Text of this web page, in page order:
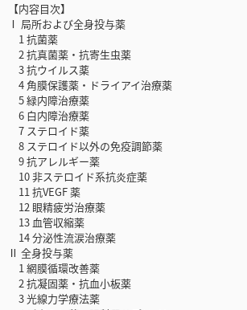
【内容目次】
Ⅰ 局所および全身投与薬
1 抗菌薬
2 抗真菌薬・抗寄生虫薬
3 抗ウイルス薬
4 角膜保護薬・ドライアイ治療薬
5 緑内障治療薬
6 白内障治療薬
7 ステロイド薬
8 ステロイド以外の免疫調節薬
9 抗アレルギー薬
10 非ステロイド系抗炎症薬
11 抗VEGF 薬
12 眼精疲労治療薬
13 血管収縮薬
14 分泌性流涙治療薬
Ⅱ 全身投与薬
1 網膜循環改善薬
2 抗凝固薬・抗血小板薬
3 光線力学療法薬